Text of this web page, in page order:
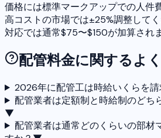
価格には標準マークアップでの人件
高コストの市場では±25%調整して
対応では通常$75〜$150が加算されま
配管料金に関するよ
2026年に配管工は時給いくらを請
配管業者は定額制と時給制のどち
▼
配管業者は通常どのくらいの部材